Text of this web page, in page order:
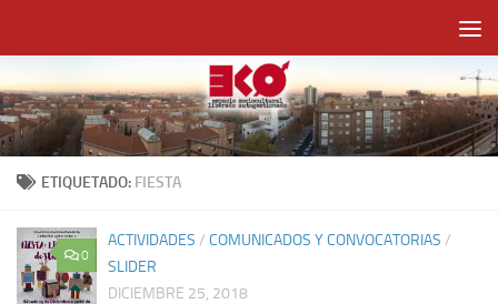
ETIQUETADO: FIESTA
0
ACTIVIDADES / COMUNICADOS Y CONVOCATORIAS /
SLIDER
DICIEMBRE 25, 2018